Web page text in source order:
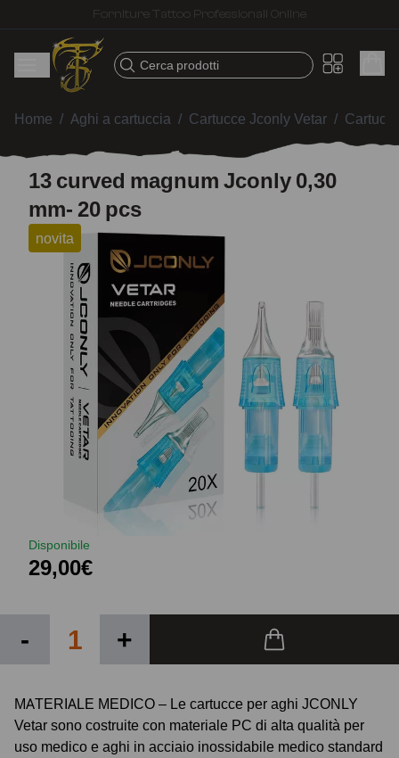
Spedizione veloce – Prodotti selezionati per tatuatori
Cerca prodotti
Home / Aghi a cartuccia / Cartucce Jconly Vetar /
13 curved magnum Jconly 0,30
mm- 20 pcs
novita
Disponibile
29,00€
- +
MATERIALE MEDICO – Le cartucce per aghi JCONLY
Vetar sono costruite con materiale PC di alta qualità per
uso medico e aghi in acciaio inossidabile medico standard